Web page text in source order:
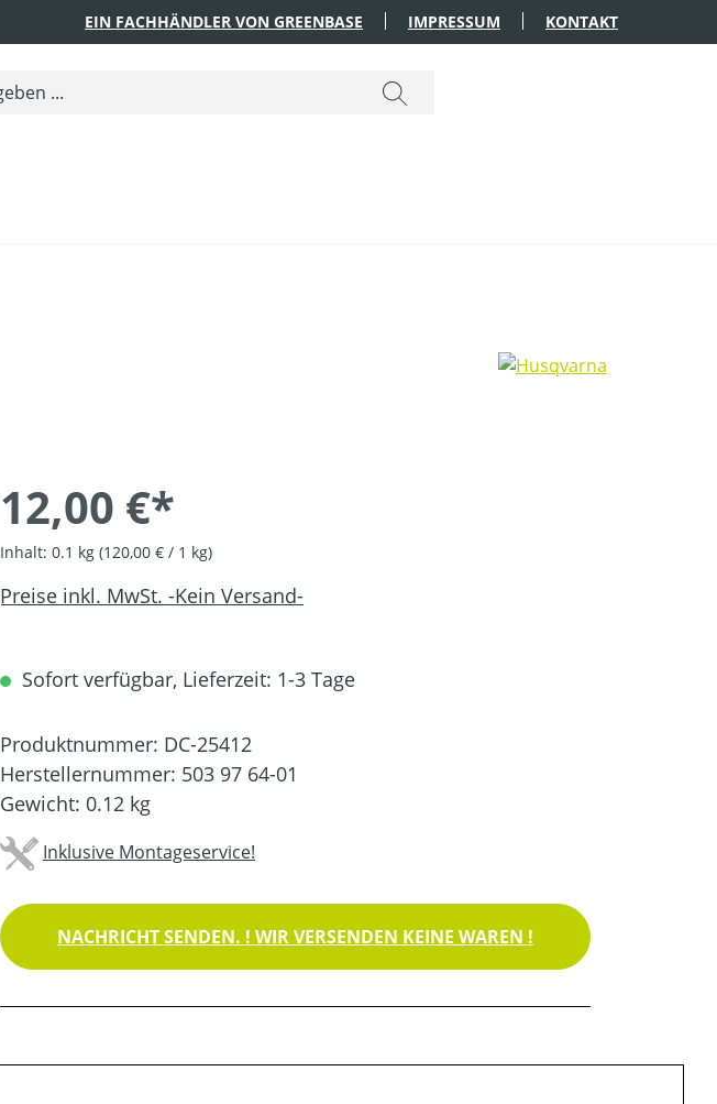
EIN FACHHÄNDLER VON GREENBASE IMPRESSUM KONTAKT
12,00 €*
Inhalt: 0.1 kg (120,00 € / 1 kg)
Preise inkl. MwSt. -Kein Versand-
Sofort verfügbar, Lieferzeit: 1-3 Tage
Produktnummer: DC-25412
Herstellernummer: 503 97 64-01
Gewicht: 0.12 kg
Inklusive Montageservice!
NACHRICHT SENDEN. ! WIR VERSENDEN KEINE WAREN !